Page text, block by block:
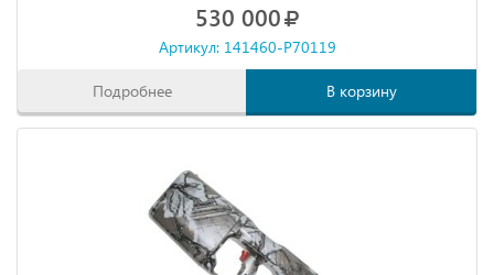
530 000
Артикул: 141460-P70119
Подробнее В корзину